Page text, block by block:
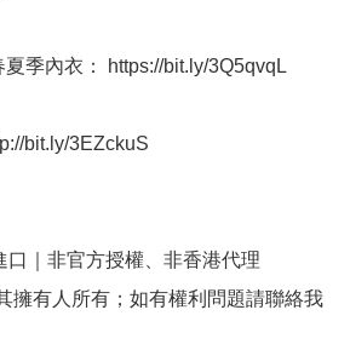
季內衣： https://bit.ly/3Q5qvqL
bit.ly/3EZckuS
口｜非官方授權、非香港代理
擁有人所有；如有權利問題請聯絡我